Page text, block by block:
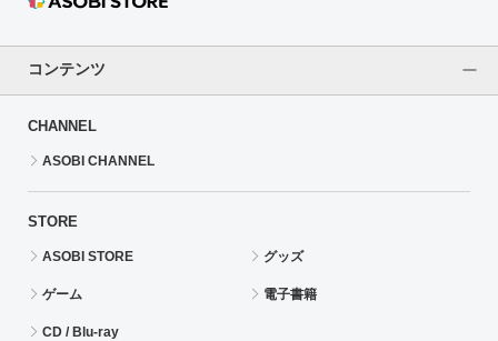
コンテンツ
CHANNEL
ASOBI CHANNEL
STORE
ASOBI STORE グッズ
ゲーム 電子書籍
CD / Blu-ray